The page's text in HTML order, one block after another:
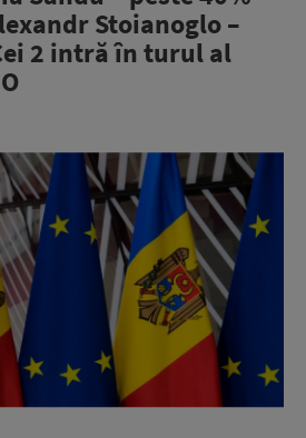
Stoianoglo –
2 intră în turul al